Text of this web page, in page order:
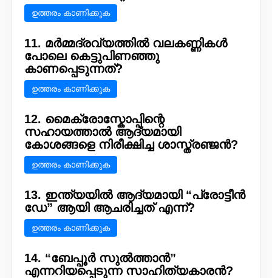
ഉത്തരം കാണിക്കുക
11. മർമ്മദ്രവ്യത്തിൽ വലകണ്ണികൾ
പോലെ കെട്ടുപിണഞ്ഞു
കാണപ്പെടുന്നത്?
ഉത്തരം കാണിക്കുക
12. മൈക്രോസ്കോപ്പിന്റെ
സഹായത്താൽ ആദ്യമായി
കോശങ്ങളെ നിരീക്ഷിച്ച ശാസ്ത്രഞ്ജൻ?
ഉത്തരം കാണിക്കുക
13. ഇന്ത്യയിൽ ആദ്യമായി “പ്രോട്ടീൻ
ഡേ” ആയി ആചരിച്ചത് എന്ന്?
ഉത്തരം കാണിക്കുക
14. “ബേപ്പൂർ സുൽത്താൻ”
എന്നറിയപ്പെടുന്ന സാഹിത്യകാരൻ?